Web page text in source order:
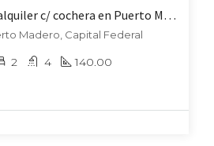
Departamento en alquiler c/ cochera en Puerto Madero
Madero, Capital Federal
2 4 140.00